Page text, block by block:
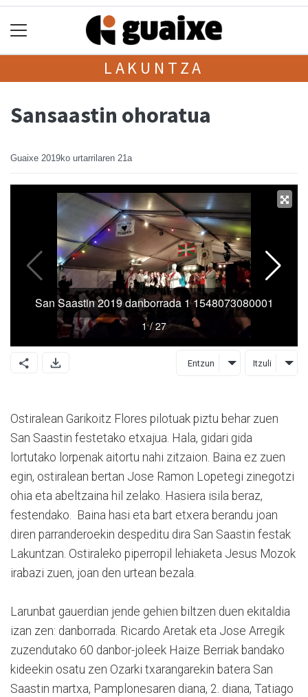
LAKUNTZA
Sansaastin ohoratua
Guaixe 2019ko urtarrilaren 21a
Entzun Itzuli
Ostiralean Garikoitz Flores pilotuak piztu behar zuen
San Saastin festetako etxajua. Hala, gidari gida
lortutako lorpenak aitortu nahi zitzaion. Baina ez zuen
egin, ostiralean bertan Jose Ramon Lopetegi zinegotzi
ohia eta abeltzaina hil zelako. Hasiera isila beraz,
festendako. Baina hasi eta bart etxera berandu joan
diren parranderoekin despeditu dira San Saastin festak
Lakuntzan. Ostiraleko piperropil lehiaketa Jesus Mozok
irabazi zuen, joan den urtean bezala.
Larunbat gauerdian jende gehien biltzen duen ekitaldia
izan zen: danborrada. Ricardo Aretak eta Jose Arregik
zuzendutako 60 danbor-joleek Haize Berriak bandako
kideekin osatu zen Ozarki txarangarekin batera San
Saastin martxa, Pamplonesaren diana, 2. diana, Tatiago